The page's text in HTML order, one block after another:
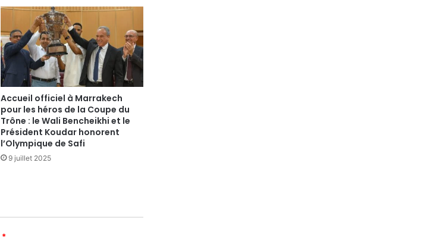
Accueil officiel à Marrakech
pour les héros de la Coupe du
Trône : le Wali Bencheikhi et le
Président Koudar honorent
l’Olympique de Safi
9 juillet 2025
*